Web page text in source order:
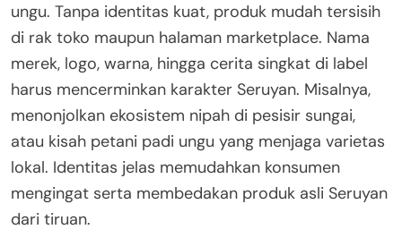
ungu. Tanpa identitas kuat, produk mudah tersisih
di rak toko maupun halaman marketplace. Nama
merek, logo, warna, hingga cerita singkat di label
harus mencerminkan karakter Seruyan. Misalnya,
menonjolkan ekosistem nipah di pesisir sungai,
atau kisah petani padi ungu yang menjaga varietas
lokal. Identitas jelas memudahkan konsumen
mengingat serta membedakan produk asli Seruyan
dari tiruan.